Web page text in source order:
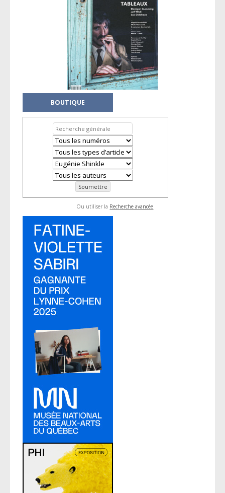
BOUTIQUE
Ou utiliser la Recherche avancée